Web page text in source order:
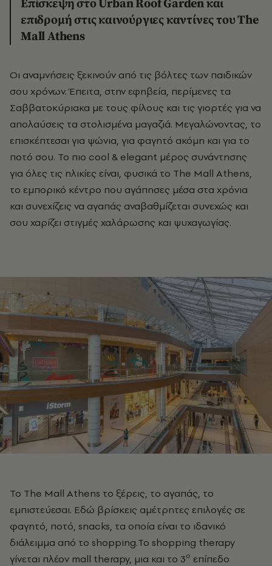
Επίσκεψη στο Urban Roof Garden και
επιδρομή στις καινούργιες καντίνες του The
Mall Athens
Οι αναμνήσεις ξεκινούν από τις βόλτες των παιδικών
σου χρόνων. Έπειτα, στην εφηβεία, περίμενες τα
Σαββατοκύριακα με τους φίλους και τις γιορτές για να
απολαύσεις τα στολισμένα μαγαζιά. Μεγαλώνοντας, το
επισκέπτεσαι για ψώνια, για φαγητό ακόμη και για το
ποτό σου. Το πιο cool & elegant μέρος συνάντησης
για όλες τις ηλικίες είναι, φυσικά το The Mall Athens,
το εμπορικό κέντρο που αγάπησες μέσα στα χρόνια
και συνεχίζεις να αγαπάς αναβαθμίζεται συνεχώς και
σου χαρίζει στιγμές χαλάρωσης και ψυχαγωγίας.
Το Τhe Mall Athens το ξέρεις, το αγαπάς, το
εμπιστεύεσαι. Εδώ βρίσκεις αμέτρητες επιλογές σε
φαγητό, ποτό, snacks, τα οποία είναι το ιδανικό
διάλειμμα από το shopping.To shopping therapy
γίνεται πλέον mall therapy, μια και το 3ο επίπεδο